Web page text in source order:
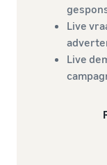
Live
Live